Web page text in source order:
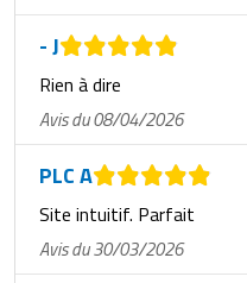
- J
Rien à dire
Avis du 08/04/2026
PLC A
Site intuitif. Parfait
Avis du 30/03/2026